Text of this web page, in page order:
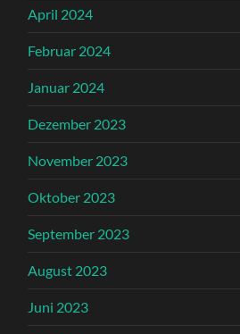
April 2024
Februar 2024
Januar 2024
Dezember 2023
November 2023
Oktober 2023
September 2023
August 2023
Juni 2023